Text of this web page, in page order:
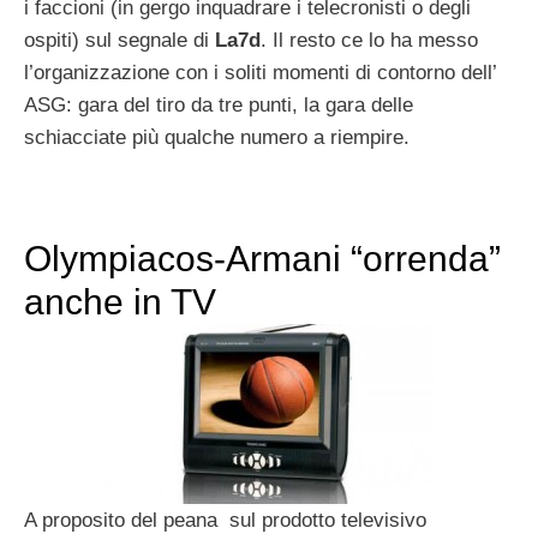
i faccioni (in gergo inquadrare i telecronisti o degli
ospiti) sul segnale di La7d. Il resto ce lo ha messo
l’organizzazione con i soliti momenti di contorno dell’
ASG: gara del tiro da tre punti, la gara delle
schiacciate più qualche numero a riempire.
Olympiacos-Armani “orrenda”
anche in TV
A proposito del peana sul prodotto televisivo